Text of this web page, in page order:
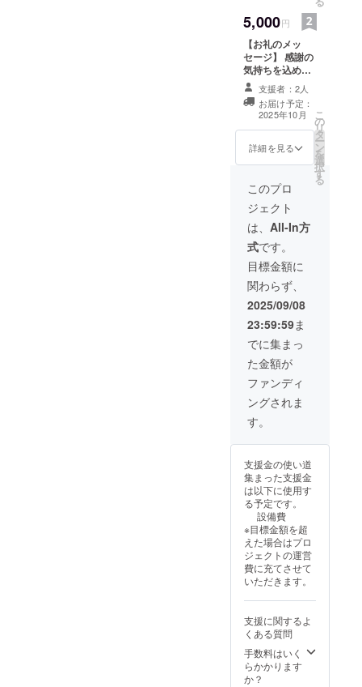
5,000円
【お礼のメッ
セージ】 感謝の
気持ちを込め
て、お礼のメッ
セージをお送り
します。 ※ この
リターンは1000
円のリターンと
同じ内容になり
支援者：2人
お届け予定：
2025年10月
詳細を見る
こ
の
リ
タ
ー
ン
を
選
択
す
る
このプロ
ジェクト
は、 All-In方
式です。
目標金額に
関わらず、
2025/09/08
23:59:59ま
でに集まっ
た金額が
ファンディ
ングされま
す。
支援金の使い道
集まった支援金
は以下に使用す
る予定です。
設備費
※目標金額を超
えた場合はプロ
ジェクトの運営
費に充てさせて
いただきます。
支援に関するよ
くある質問
手数料はいく
らかかります
か？